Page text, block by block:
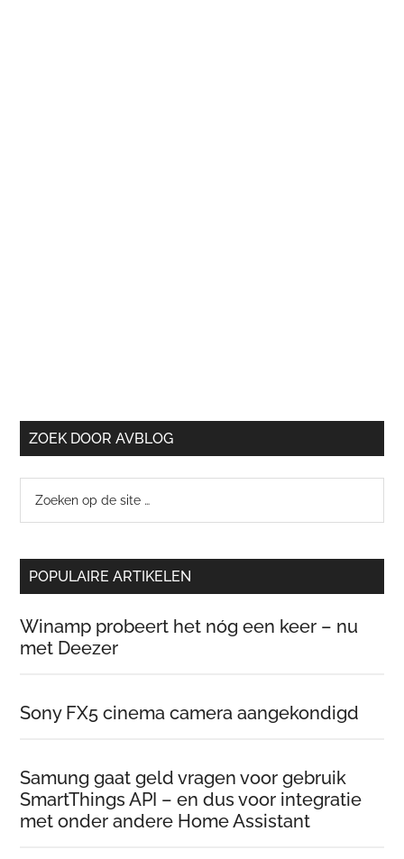
ZOEK DOOR AVBLOG
site
POPULAIRE ARTIKELEN
Winamp probeert het nóg een keer – nu
met Deezer
Sony FX5 cinema camera aangekondigd
Samung gaat geld vragen voor gebruik
SmartThings API – en dus voor integratie
met onder andere Home Assistant